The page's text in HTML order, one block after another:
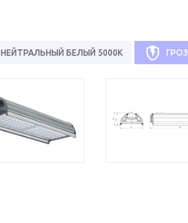
НЕЙТРАЛЬНЫЙ БЕЛЫЙ 5000К